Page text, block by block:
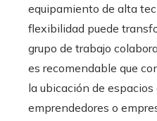
equipamiento de alta
flexibilidad puede
grupo de trabajo
es recomendable que
la ubicación de espacios
emprendedores o